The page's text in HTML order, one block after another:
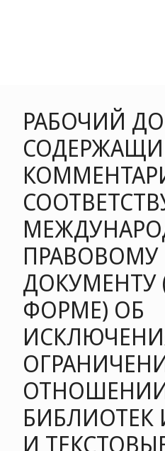
РАБОЧИЙ
ПРАВОВОМУ
ФОРМЕ) ОБ
БИБЛИОТЕК
И